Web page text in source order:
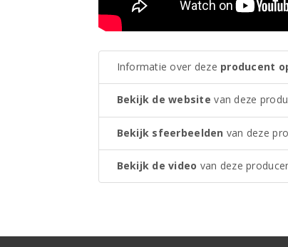
Informatie over deze producent
Bekijk de website van deze
Bekijk sfeerbeelden van deze
Bekijk de video van deze